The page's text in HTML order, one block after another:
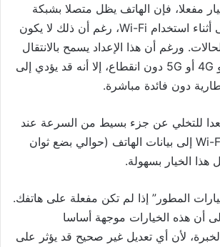
مفعلا، فإن الهاتف يظل متصلا بشبكة
أثناء استخدام Wi-Fi، رغم أن ذلك لا يكون
ورغم أن هذا الإعداد يسمح بالانتقال
السريع بين Wi-Fi و 4G أو 5G دون انقطاع، إلا أنه قد يؤدي إلى
دون فائدة مباشرة.
للتخلي عن جزء بسيط من السرعة عند
الانتقال من شبكة Wi-Fi إلى بيانات الهاتف (حوالي بضع ثوان
الخيار بسهولة.
المطور” إذا لم تكن مفعلة على هاتفك.
أن هذه الخيارات موجهة أساسا
لأن أي تعديل غير صحيح قد يؤثر على